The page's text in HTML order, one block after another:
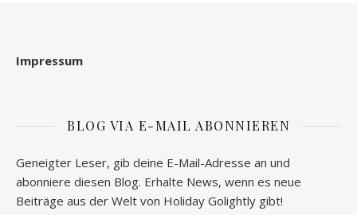
Impressum
BLOG VIA E-MAIL ABONNIEREN
Geneigter Leser, gib deine E-Mail-Adresse an und
abonniere diesen Blog. Erhalte News, wenn es neue
Beiträge aus der Welt von Holiday Golightly gibt!